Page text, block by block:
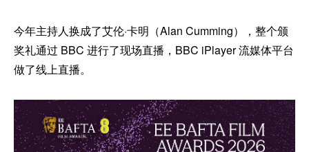
今年主持人换成了艾伦·卡明（Alan Cumming），整个颁
奖礼通过 BBC 进行了现场直播，BBC iPlayer 流媒体平台
做了线上直播。